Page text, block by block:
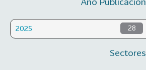
2025 28
Sectores